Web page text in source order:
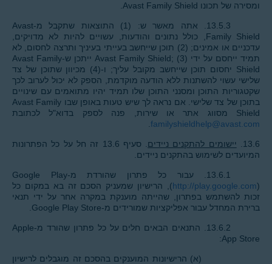
ומסירה של תכונו Avast Family Shield.
13.5.3. אתה מאשר ש: (1) התוצאות שתקבל מ-Avast
Family Shield, כולל נתונים והודעות, עשויים להיות לא מדויקים,
עדכניים או אמינים; (2) תוכן שייחשב בעייתי בעיניך ותרצה לחסום, לא
תמיד ייחסם על ידי Avast Family Shield; (3) ייתכן ש-Avast Family
Shield יחסום תוכן שייחשב מקובל עליך; ו-(4) מכיוון שתוכן של צד
שלישי עשוי להשתנות ללא הודעה מוקדמת, הספק לא יכול לערוב לכך
שקטגוריות התוכן ומסנני התוכן שלו תמיד יהיו מתואמים עם שינויים
בתוכן של צד שלישי. אם נראה לך שיש טעות באופן שבו Avast Family
Shield מסווג אתר או שירות, פנה לספק בדוא"ל לכתובת
familyshieldhelp@avast.com
13.6. יישומים להתקנים ניידים
. סעיף 13.6 זה חל על כל הפתרונות
המיועדים לשימוש בהתקנים ניידים.
(
http://play.google.com), הרישיון שמעניק הסכם זה בא במקום כל
זכות להשתמש בפתרון, שהייתה מוענקת במקרה אחר על ידי תנאי
ברירת המחדל עבור אפליקציות שמורידים מ-Google Play Store.
13.6.2. התנאים הבאים חלים על כל פתרון שהורד מ-Apple
App Store:
(א) הרישיונות המוענקים בהסכם זה מוגבלים לרישיון